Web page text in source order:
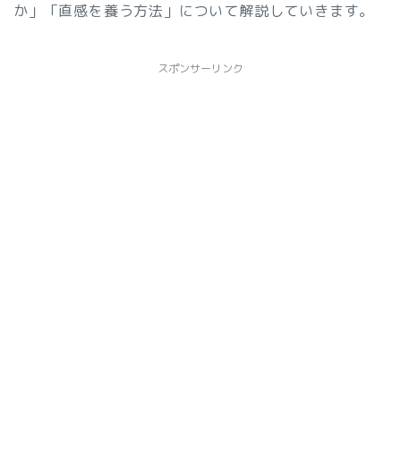
か」「直感を養う方法」について解説していきます。
スポンサーリンク